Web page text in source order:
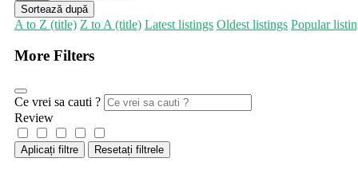
Sortează după
A to Z (title) Z to A (title) Latest listings Oldest listings Popular
More Filters
Ce vrei sa cauti ?
Review
Aplicați filtre Resetați filtrele